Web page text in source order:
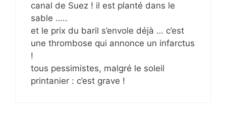
canal de Suez ! il est planté dans le
sable …..
et le prix du baril s’envole déjà … c’est
une thrombose qui annonce un infarctus
!
tous pessimistes, malgré le soleil
printanier : c’est grave !